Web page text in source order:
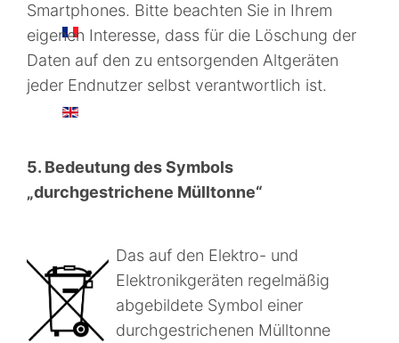
FR
EN
Smartphones. Bitte beachten Sie in Ihrem
eigenen Interesse, dass für die Löschung der
Daten auf den zu entsorgenden Altgeräten
jeder Endnutzer selbst verantwortlich ist.
5. Bedeutung des Symbols
„durchgestrichene Mülltonne“
Das auf den Elektro- und
Elektronikgeräten regelmäßig
abgebildete Symbol einer
durchgestrichenen Mülltonne